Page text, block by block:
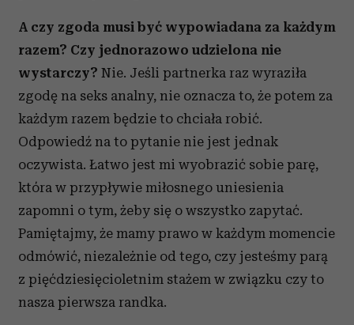
A czy zgoda musi być wypowiadana za każdym
razem? Czy jednorazowo udzielona nie
wystarczy? Nie. Jeśli partnerka raz wyraziła
zgodę na seks analny, nie oznacza to, że potem za
każdym razem będzie to chciała robić.
Odpowiedź na to pytanie nie jest jednak
oczywista. Łatwo jest mi wyobrazić sobie parę,
która w przypływie miłosnego uniesienia
zapomni o tym, żeby się o wszystko zapytać.
Pamiętajmy, że mamy prawo w każdym momencie
odmówić, niezależnie od tego, czy jesteśmy parą
z pięćdziesięcioletnim stażem w związku czy to
nasza pierwsza randka.